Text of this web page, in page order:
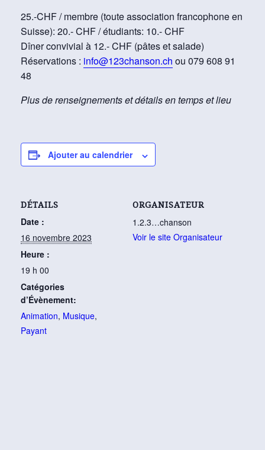
25.-CHF / membre (toute association francophone en
Suisse): 20.- CHF / étudiants: 10.- CHF
Dîner convivial à 12.- CHF (pâtes et salade)
Réservations : info@123chanson.ch ou 079 608 91
48
Plus de renseignements et détails en temps et lieu
Ajouter au calendrier
DÉTAILS
Date :
16 novembre 2023
Heure :
19 h 00
Catégories
d’Évènement:
Animation, Musique,
Payant
ORGANISATEUR
1.2.3…chanson
Voir le site Organisateur